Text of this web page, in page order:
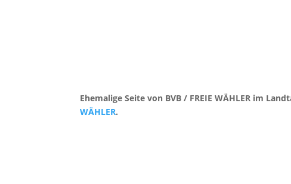
Ehemalige Seite von BVB / FREIE WÄHLER im
WÄHLER.